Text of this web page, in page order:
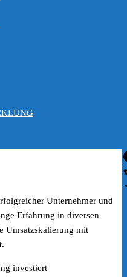
Unternehmer und
Erfahrung in diversen
Umsatzskalierung mit
investiert